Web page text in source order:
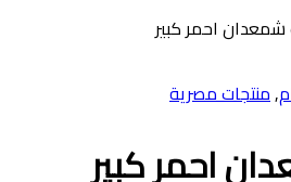
احمر كبير
,منتجات مصرية
احمر كبير